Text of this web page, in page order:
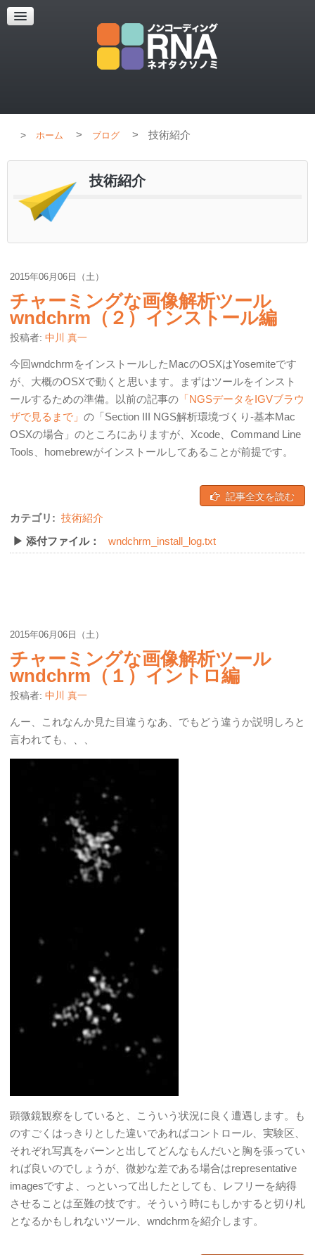
超解像顕微鏡
超解像顕微鏡の紹介
ホーム > ブログ > 技術紹介
技術紹介
2015年06月06日（土）
チャーミングな画像解析ツール
wndchrm（２）インストール編
投稿者: 中川 真一
今回wndchrmをインストールしたMacのOSXはYosemiteです
が、大概のOSXで動くと思います。まずはツールをインスト
ールするための準備。以前の記事の 「NGSデータをIGVブラウ
ザで見るまで」 の「Section III NGS解析環境づくり-基本Mac
OSXの場合」のところにありますが、Xcode、Command Line
Tools、homebrewがインストールしてあることが前提です。
記事全文を読む
カテゴリ: 技術紹介
▶ 添付ファイル：
wndchrm_install_log.txt
2015年06月06日（土）
チャーミングな画像解析ツール
wndchrm（１）イントロ編
投稿者: 中川 真一
んー、これなんか見た目違うなあ、でもどう違うか説明しろと
言われても、、、
顕微鏡観察をしていると、こういう状況に良く遭遇します。も
のすごくはっきりとした違いであればコントロール、実験区、
それぞれ写真をバーンと出してどんなもんだいと胸を張ってい
れば良いのでしょうが、微妙な差である場合はrepresentative
imagesですよ、っといって出したとしても、レフリーを納得
させることは至難の技です。そういう時にもしかすると切り札
となるかもしれないツール、wndchrmを紹介します。